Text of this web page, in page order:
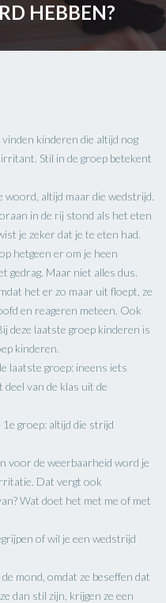
HEBBEN?
kinderen die altijd nog
Stil in de groep betekent
altijd maar die wedstrijd.
in de rij stond als het eten
je zeker dat je te eten had.
hetgeen er om je heen
gedrag. Maar niet alles dus.
het er zo maar uit floept, ze
en reageren meteen. Ook
deze laatste groep kinderen is
kinderen.
laatste groep: ineens iets
van de klas uit de
groep: altijd die strijd
voor de weerbaarheid word je
Dat vergt ook
Wat doet het met me of met
of wil je een wedstrijd
mond, omdat ze beseffen dat
dan stil zijn, krijgen ze een